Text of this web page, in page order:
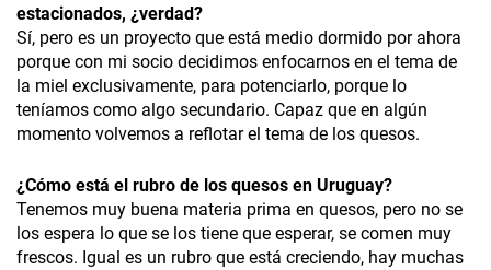
estacionados, ¿verdad?
Sí, pero es un proyecto que está medio dormido por ahora
porque con mi socio decidimos enfocarnos en el tema de
la miel exclusivamente, para potenciarlo, porque lo
teníamos como algo secundario. Capaz que en algún
momento volvemos a reflotar el tema de los quesos.
¿Cómo está el rubro de los quesos en Uruguay?
Tenemos muy buena materia prima en quesos, pero no se
los espera lo que se los tiene que esperar, se comen muy
frescos. Igual es un rubro que está creciendo, hay muchas